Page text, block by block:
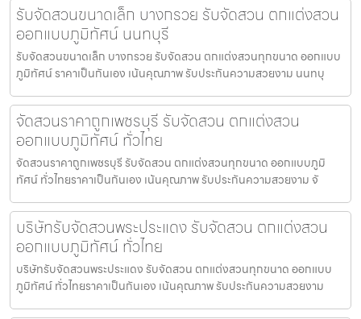
รับจัดสวนขนาดเล็ก บางกรวย รับจัดสวน ตกแต่งสวน
ออกแบบภูมิทัศน์ นนทบุรี
รับจัดสวนขนาดเล็ก บางกรวย รับจัดสวน ตกแต่งสวนทุกขนาด ออกแบบ
ภูมิทัศน์ ราคาเป็นกันเอง เน้นคุณภาพ รับประกันความสวยงาม นนทบุ
จัดสวนราคาถูกเพชรบุรี รับจัดสวน ตกแต่งสวน
ออกแบบภูมิทัศน์ ทั่วไทย
จัดสวนราคาถูกเพชรบุรี รับจัดสวน ตกแต่งสวนทุกขนาด ออกแบบภูมิ
ทัศน์ ทั่วไทยราคาเป็นกันเอง เน้นคุณภาพ รับประกันความสวยงาม จั
บริษัทรับจัดสวนพระประแดง รับจัดสวน ตกแต่งสวน
ออกแบบภูมิทัศน์ ทั่วไทย
บริษัทรับจัดสวนพระประแดง รับจัดสวน ตกแต่งสวนทุกขนาด ออกแบบ
ภูมิทัศน์ ทั่วไทยราคาเป็นกันเอง เน้นคุณภาพ รับประกันความสวยงาม